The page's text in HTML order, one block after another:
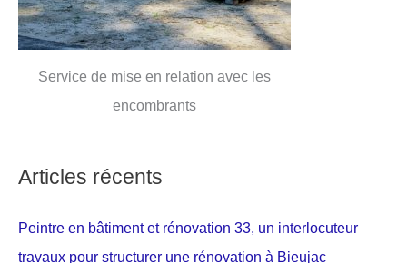
Service de mise en relation avec les
encombrants
Articles récents
Peintre en bâtiment et rénovation 33, un interlocuteur
travaux pour structurer une rénovation à Bieujac